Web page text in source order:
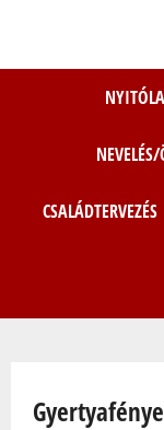
CSALÁDTERVEZÉS